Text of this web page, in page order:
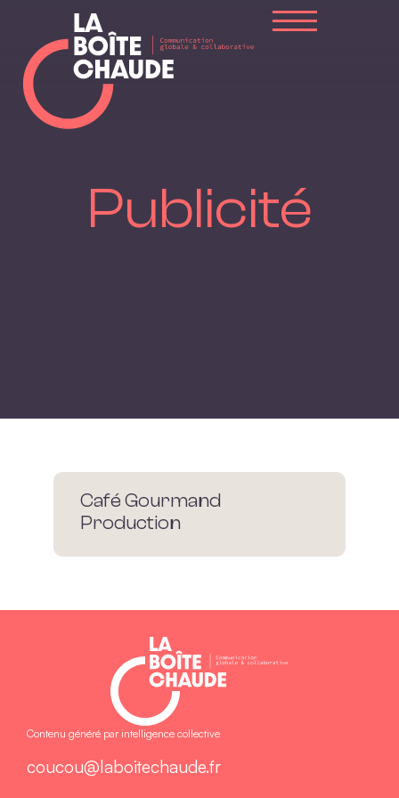
Publicité
Café Gourmand
Production
Contenu généré par intelligence collective
coucou@laboitechaude.fr